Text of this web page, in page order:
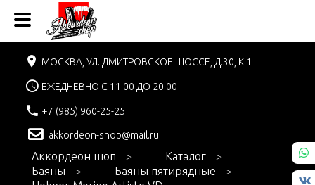
МОСКВА, УЛ. ДМИТРОВСКОЕ ШОССЕ, Д.30, К.1
ЕЖЕДНЕВНО С 11:00 ДО 20:00
+7 (985) 960-25-25
akkordeon-shop@mail.ru
Аккордеон шоп
Каталог
Баяны
Баяны пятирядные